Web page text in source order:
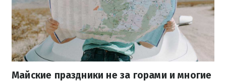
Майские праздники не за горами и многие